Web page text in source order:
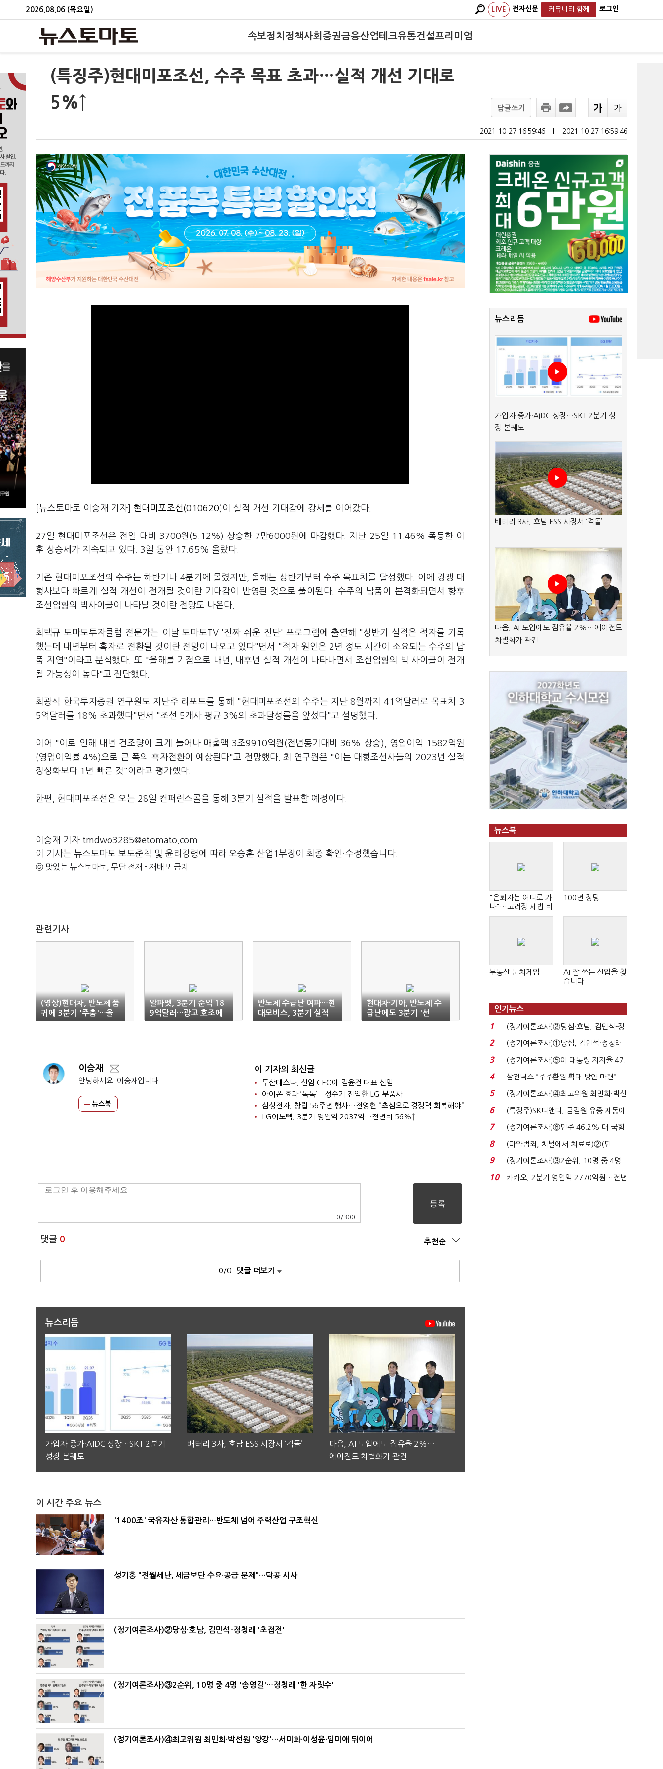
2026.08.06 (목요일) LIVE 전자신문 커뮤니티 함께 로그인
속보정치 정책사회 증권금융산업테크유통건설프리미엄
(특징주)현대미포조선, 수주 목표 초과…실적 개선 기대로
5%↑
답글쓰기
2021-10-27 16:59:46 2021-10-27 16:59:46
[뉴스토마토 이승재 기자] 현대미포조선(010620)이 실적 개선 기대감에 강세를 이어갔다.
27일 현대미포조선은 전일 대비 3700원(5.12%) 상승한 7만6000원에 마감했다. 지난 25일 11.46% 폭등한 이
후 상승세가 지속되고 있다. 3일 동안 17.65% 올랐다.
기존 현대미포조선의 수주는 하반기나 4분기에 몰렸지만, 올해는 상반기부터 수주 목표치를 달성했다. 이에 경쟁 대
형사보다 빠르게 실적 개선이 전개될 것이란 기대감이 반영된 것으로 풀이된다. 수주의 납품이 본격화되면서 향후
조선업황의 빅사이클이 나타날 것이란 전망도 나온다.
최택규 토마토투자클럽 전문가는 이날 토마토TV '진짜 쉬운 진단' 프로그램에 출연해 "상반기 실적은 적자를 기록
했는데 내년부터 흑자로 전환될 것이란 전망이 나오고 있다"면서 "적자 원인은 2년 정도 시간이 소요되는 수주의 납
품 지연"이라고 분석했다. 또 "올해를 기점으로 내년, 내후년 실적 개선이 나타나면서 조선업황의 빅 사이클이 전개
될 가능성이 높다"고 진단했다.
최광식 한국투자증권 연구원도 지난주 리포트를 통해 "현대미포조선의 수주는 지난 8월까지 41억달러로 목표치 3
5억달러를 18% 초과했다"면서 "조선 5개사 평균 3%의 초과달성률을 앞섰다"고 설명했다.
이어 "이로 인해 내년 건조량이 크게 늘어나 매출액 3조9910억원(전년동기대비 36% 상승), 영업이익 1582억원
(영업이익률 4%)으로 큰 폭의 흑자전환이 예상된다"고 전망했다. 최 연구원은 "이는 대형조선사들의 2023년 실적
정상화보다 1년 빠른 것"이라고 평가했다.
한편, 현대미포조선은 오는 28일 컨퍼런스콜을 통해 3분기 실적을 발표할 예정이다.
이승재 기자 tmdwo3285@etomato.com
이 기사는 뉴스토마토 보도준칙 및 윤리강령에 따라 오승훈 산업1부장이 최종 확인·수정했습니다.
ⓒ 맛있는 뉴스토마토, 무단 전재 - 재배포 금지
관련기사
(영상)현대차, 반도체 품
귀에 3분기 '주춤'…올
해 판매 목표 16만대 줄
알파벳, 3분기 순익 18
9억달러…광고 호조에
최대치 경신
반도체 수급난 여파…현
대모비스, 3분기 실적
부진 전망
현대차·기아, 반도체 수
급난에도 3분기 '선
방'(종합)
이승재
안녕하세요. 이승재입니다.
뉴스북
이 기자의 최신글
두산테스나, 신임 CEO에 김윤건 대표 선임
아이폰 효과 ‘톡톡’…성수기 진입한 LG 부품사
삼성전자, 창립 56주년 행사…전영현 “초심으로 경쟁력 회복해야”
LG이노텍, 3분기 영업익 2037억…전년비 56%↑
0 /300
댓글 0 추천순
0/0 댓글 더보기
뉴스리듬
가입자 증가·AIDC 성장…SKT 2분기
성장 본궤도
배터리 3사, 호남 ESS 시장서 ‘격돌’
다음, AI 도입에도 점유율 2%…
에이전트 차별화가 관건
이 시간 주요 뉴스
'1400조' 국유자산 통합관리…반도체 넘어 주력산업 구조혁신
성기홍 "전월세난, 세금보단 수요·공급 문제"…닥공 시사
(정기여론조사)②당심·호남, 김민석-정청래 '초접전'
(정기여론조사)③2순위, 10명 중 4명 '송영길'…정청래 '한 자릿수'
(정기여론조사)④최고위원 최민희·박선원 '양강'…서미화·이성윤·임미애 뒤이어
뉴스리듬
가입자 증가·AIDC 성장…SKT 2분기 성
장 본궤도
배터리 3사, 호남 ESS 시장서 ‘격돌’
다음, AI 도입에도 점유율 2%…에이전트
차별화가 관건
뉴스북
"은퇴자는 어디로 가
나"…고려장 세법 비
판 확산
100년 정당
부동산 눈치게임
AI 잘 쓰는 신입을 찾
습니다
인기뉴스
1
(정기여론조사)②당심·호남, 김민석-정
청래 '초접전'...
2
(정기여론조사)①당심, 김민석·정청래
'초접전'…대통령 ...
3
(정기여론조사)⑤이 대통령 지지율 47.
7%…일주일 만에 ...
4
삼전닉스 “주주환원 확대 방안 마련”…
로이터에 성명...
5
(정기여론조사)④최고위원 최민희·박선
원 '양강'…서미...
6
(특징주)SK디앤디, 금감원 유증 제동에
장 초반 상한가...
7
(정기여론조사)⑥민주 46.2% 대 국힘
31.0%…오차범위 밖 ...
8
(마약범죄, 처벌에서 치료로)②(단
독)"마약은 전염병…여성...
9
(정기여론조사)③2순위, 10명 중 4명
'송영길'…정청래 '한 ...
10
카카오, 2분기 영업익 2770억원…전년